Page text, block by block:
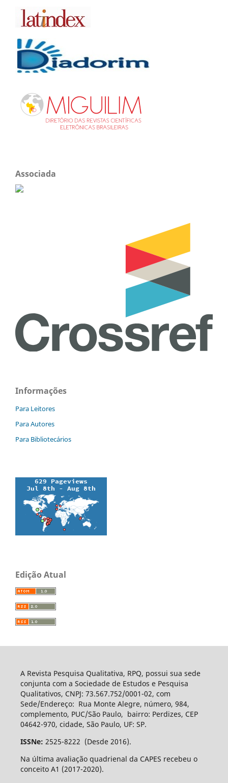
Associada
Informações
Para Leitores
Para Autores
Para Bibliotecários
Edição Atual
A Revista Pesquisa Qualitativa, RPQ, possui sua sede
conjunta com a Sociedade de Estudos e Pesquisa
Qualitativos, CNPJ: 73.567.752/0001-02, com
Sede/Endereço: Rua Monte Alegre, número, 984,
complemento, PUC/São Paulo, bairro: Perdizes, CEP
04642-970, cidade, São Paulo, UF: SP.
ISSNe: 2525-8222 (Desde 2016).
Na última avaliação quadrienal da CAPES recebeu o
conceito A1 (2017-2020).